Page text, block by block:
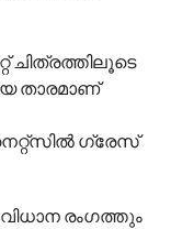
ചിത്രത്തിലൂടെ
താരമാണ്
ഗ്രേസ്
രംഗത്തും